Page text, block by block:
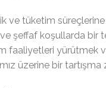
ve tüketim süreçlerine
şeffaf koşullarda bir
faaliyetleri yürütmek
üzerine bir tartışma